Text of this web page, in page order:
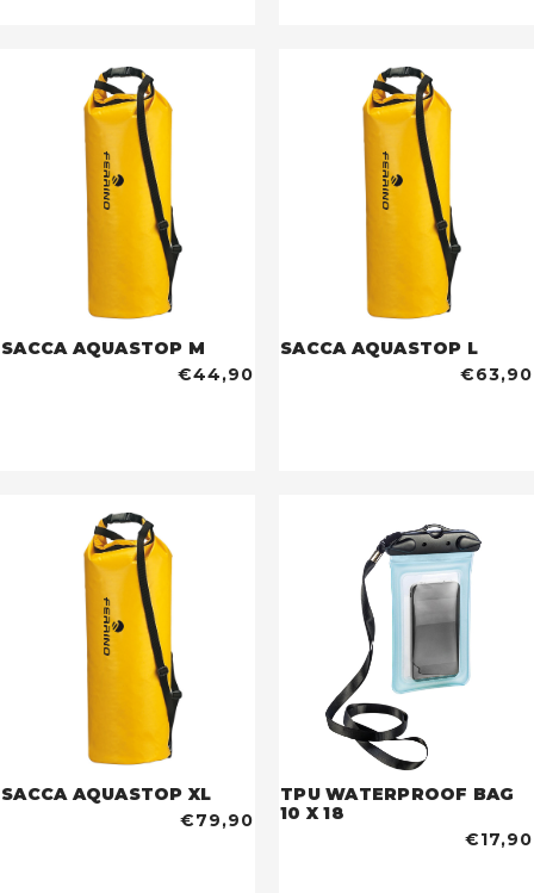
SACCA AQUASTOP M
€44,90
SACCA AQUASTOP L
€63,90
SACCA AQUASTOP XL
€79,90
TPU WATERPROOF BAG
10 X 18
€17,90